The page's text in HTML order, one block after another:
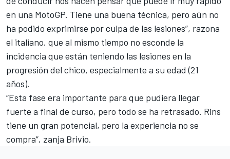
en una MotoGP. Tiene una buena técnica, pero aún no
ha podido exprimirse por culpa de las lesiones”, razona
el italiano, que al mismo tiempo no esconde la
incidencia que están teniendo las lesiones en la
progresión del chico, especialmente a su edad (21
años).
“Esta fase era importante para que pudiera llegar
fuerte a final de curso, pero todo se ha retrasado. Rins
tiene un gran potencial, pero la experiencia no se
compra”, zanja Brivio.